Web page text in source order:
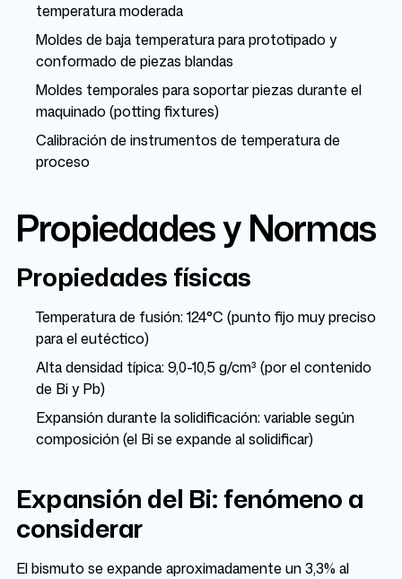
temperatura moderada
Moldes de baja temperatura para prototipado y
conformado de piezas blandas
Moldes temporales para soportar piezas durante el
maquinado (potting fixtures)
Calibración de instrumentos de temperatura de
proceso
Propiedades y Normas
Propiedades físicas
Temperatura de fusión: 124°C (punto fijo muy preciso
para el eutéctico)
Alta densidad típica: 9,0-10,5 g/cm³ (por el contenido
de Bi y Pb)
Expansión durante la solidificación: variable según
composición (el Bi se expande al solidificar)
Expansión del Bi: fenómeno a
considerar
El bismuto se expande aproximadamente un 3,3% al